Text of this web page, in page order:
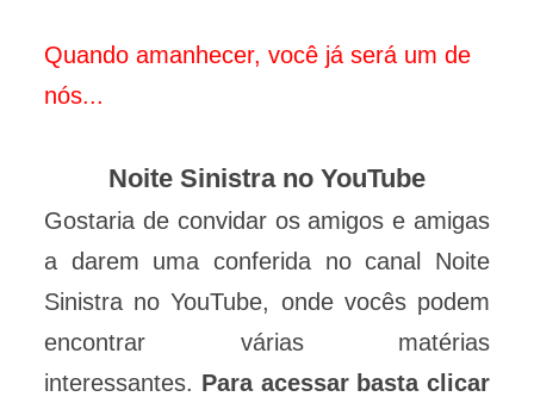
Quando amanhecer, você já será um de
nós...
Noite Sinistra no YouTube
Gostaria de convidar os amigos e amigas
a darem uma conferida no canal Noite
Sinistra no YouTube, onde vocês podem
encontrar várias matérias
interessantes. Para acessar basta clicar